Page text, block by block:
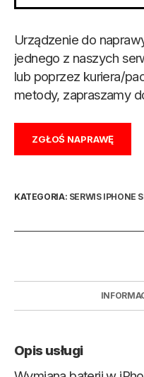
Urządzenie do
jednego z naszych
lub poprzez kuriera/
metody, zapraszamy
ZGŁOŚ NAPRAWĘ
KATEGORIA: SERWIS IPHONE
Opis usługi